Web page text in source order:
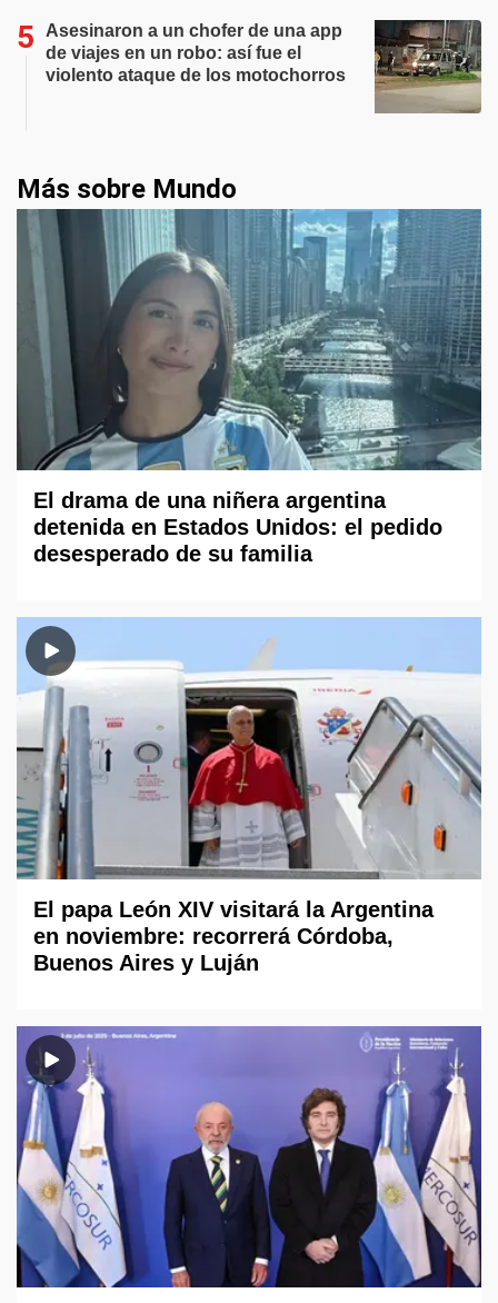
Asesinaron a un chofer de una app
de viajes en un robo: así fue el
violento ataque de los motochorros
Más sobre Mundo
El drama de una niñera argentina
detenida en Estados Unidos: el pedido
desesperado de su familia
El papa León XIV visitará la Argentina
en noviembre: recorrerá Córdoba,
Buenos Aires y Luján